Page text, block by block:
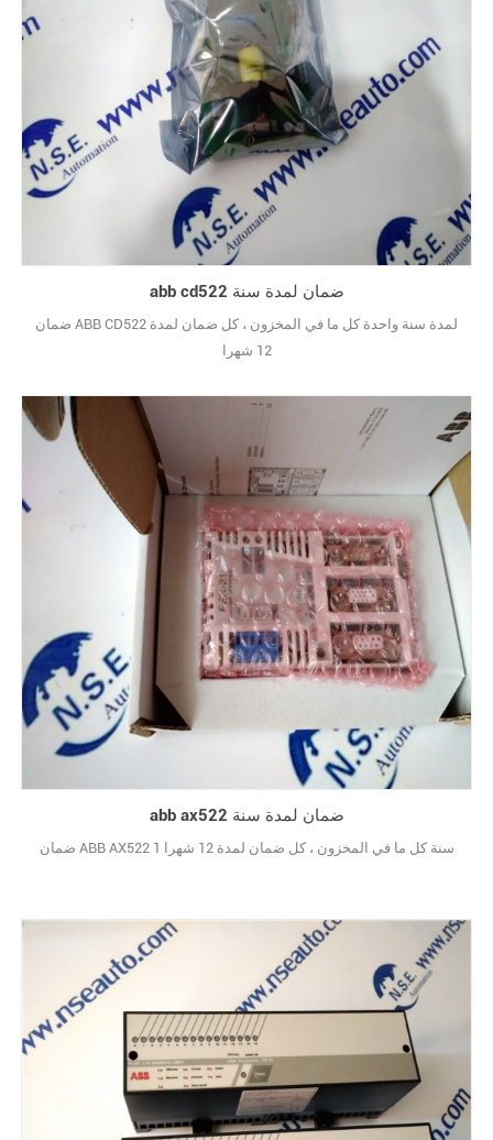
abb cd522 ضمان لمدة سنة
ضمان ABB CD522 لمدة سنة واحدة كل ما في المخزون ، كل ضمان لمدة
12 شهرا
abb ax522 ضمان لمدة سنة
ضمان ABB AX522 1 سنة كل ما في المخزون ، كل ضمان لمدة 12 شهرا